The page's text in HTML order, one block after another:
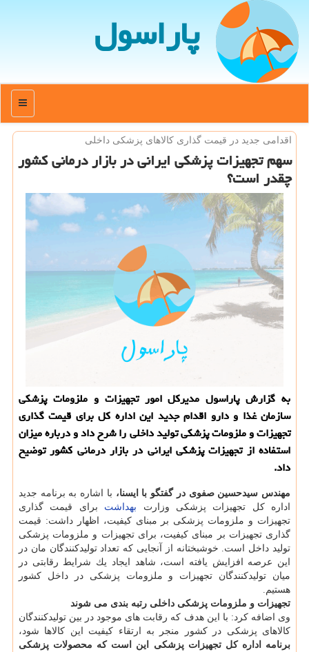
پاراسول
منو
اقدامی جدید در قیمت گذاری كالاهای پزشكی داخلی
سهم تجهیزات پزشكی ایرانی در بازار درمانی كشور
چقدر است؟
به گزارش پاراسول مدیركل امور تجهیزات و ملزومات پزشكی
سازمان غذا و دارو اقدام جدید این اداره كل برای قیمت گذاری
تجهیزات و ملزومات پزشكی تولید داخلی را شرح داد و درباره میزان
استفاده از تجهیزات پزشكی ایرانی در بازار درمانی كشور توضیح
داد.
مهندس سیدحسین صفوی در گفتگو با ایسنا، با اشاره به برنامه جدید
اداره كل تجهیزات پزشكی وزارت بهداشت برای قیمت گذاری
تجهیزات و ملزومات پزشكی بر مبنای كیفیت، اظهار داشت: قیمت
گذاری تجهیزات بر مبنای كیفیت، برای تجهیزات و ملزومات پزشكی
تولید داخل است. خوشبختانه از آنجایی كه تعداد تولیدكنندگان مان در
این عرصه افزایش یافته است، شاهد ایجاد یك شرایط رقابتی در
میان تولیدكنندگان تجهیزات و ملزومات پزشكی در داخل كشور
هستیم.
تجهیزات و ملزومات پزشكی داخلی رتبه بندی می شوند
وی اضافه كرد: با این هدف كه رقابت های موجود در بین تولیدكنندگان
كالاهای پزشكی در كشور منجر به ارتقاء كیفیت این كالاها شود،
برنامه اداره كل تجهیزات پزشكی این است كه محصولات پزشكی